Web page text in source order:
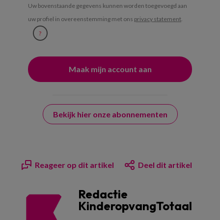
Uw bovenstaande gegevens kunnen worden toegevoegd aan
uw profiel in overeenstemming met ons privacy statement.
?
Bekijk hier onze abonnementen
Reageer op dit artikel Deel dit artikel
Redactie
KinderopvangTotaal